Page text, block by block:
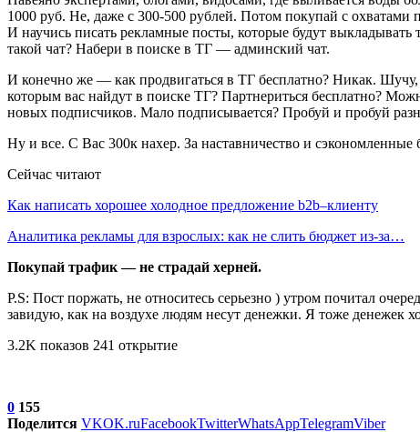
1000 руб. Не, даже с 300-500 рублей. Потом покупай с
И научись писать рекламные посты, которые будут
такой чат? Набери в поиске в ТГ — админский чат.
И конечно же — как продвигаться в ТГ бесплатно? Никак. Шучу,
которым вас найдут в поиске ТГ? Партнериться бесплатно?
новых подписчиков. Мало подписывается? Пробуй и пробуй
Ну и все. С Вас 300к нахер. За наставничество и
Сейчас читают
Как написать хорошее холодное предложение b2b–клиенту
Аналитика рекламы для взрослых: как не слить бюджет из-за…
Покупай трафик — не страдай херней.
P.S: Пост поржать, не относитесь серьезно ) утром почитал
завидую, как на воздухе людям несут денежки. Я тоже денежек
3.2K показов 241 открытие
0 155
Поделится VKOK.ruFacebookTwitterWhatsAppTelegramViber